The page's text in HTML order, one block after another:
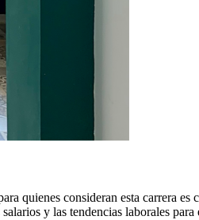
quienes consideran esta carrera
y las tendencias laborales